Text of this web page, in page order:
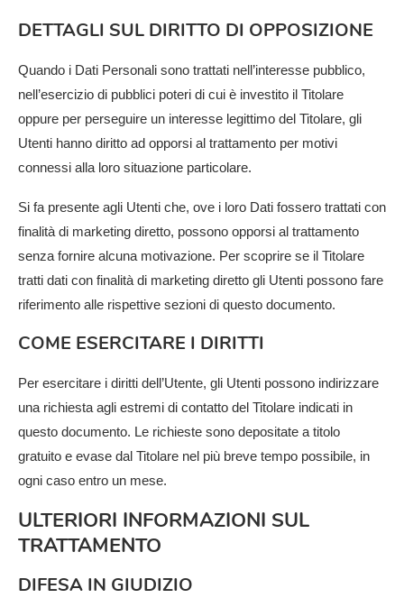
DETTAGLI SUL DIRITTO DI OPPOSIZIONE
Quando i Dati Personali sono trattati nell’interesse pubblico,
nell’esercizio di pubblici poteri di cui è investito il Titolare
oppure per perseguire un interesse legittimo del Titolare, gli
Utenti hanno diritto ad opporsi al trattamento per motivi
connessi alla loro situazione particolare.
Si fa presente agli Utenti che, ove i loro Dati fossero trattati con
finalità di marketing diretto, possono opporsi al trattamento
senza fornire alcuna motivazione. Per scoprire se il Titolare
tratti dati con finalità di marketing diretto gli Utenti possono fare
riferimento alle rispettive sezioni di questo documento.
COME ESERCITARE I DIRITTI
Per esercitare i diritti dell’Utente, gli Utenti possono indirizzare
una richiesta agli estremi di contatto del Titolare indicati in
questo documento. Le richieste sono depositate a titolo
gratuito e evase dal Titolare nel più breve tempo possibile, in
ogni caso entro un mese.
ULTERIORI INFORMAZIONI SUL
TRATTAMENTO
DIFESA IN GIUDIZIO